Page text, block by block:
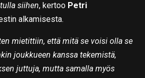
siihen, kertoo Petri
alkamisesta.
mietittiin, että mitä se voisi olla se
joukkueen kanssa tekemistä,
juttuja, mutta samalla myös